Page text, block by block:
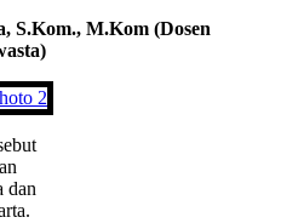
S.Kom., M.Kom (Dosen
dan